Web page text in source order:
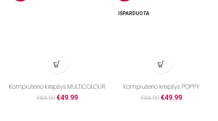
Kompiuterio krepšys MULTICOLOUR
€84.99 €49.99
IŠPARDUOTA
Kompiuterio krepšys POPPY
€84.99 €49.99